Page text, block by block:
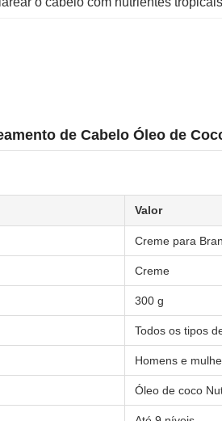
de Cabelo Óleo de
Valor
Creme para
Creme
300 g
Todos os tipos
Homens e
Óleo de coco